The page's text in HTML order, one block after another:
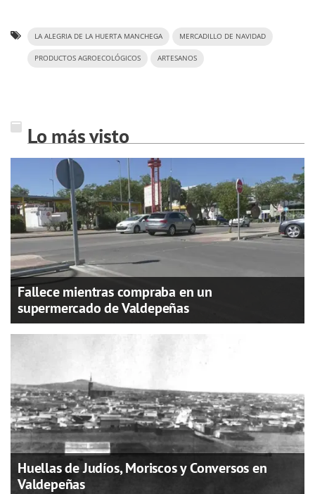
LA ALEGRIA DE LA HUERTA MANCHEGA MERCADILLO DE NAVIDAD
PRODUCTOS AGROECOLÓGICOS ARTESANOS
Lo más visto
Fallece mientras compraba en un
supermercado de Valdepeñas
Huellas de Judíos, Moriscos y Conversos en
Valdepeñas